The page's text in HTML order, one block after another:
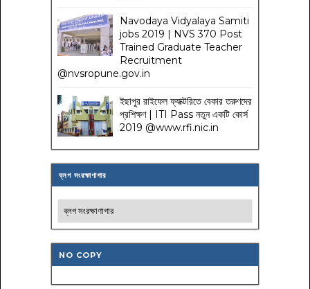
Navodaya Vidyalaya Samiti
jobs 2019 | NVS 370 Post
Trained Graduate Teacher
Recruitment
@nvsropune.gov.in
ইছাপুর রাইফেল ফ্যাক্টরিতে বেকার তরুণদের
প্রশিক্ষণ | ITI Pass নতুন একটি কোর্স
2019 @www.rfi.nic.in
ব্লগ সংরক্ষাণাগার
NO COPY